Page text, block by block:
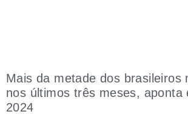
Mais da metade dos brasileiros
nos últimos três meses, aponta
2024